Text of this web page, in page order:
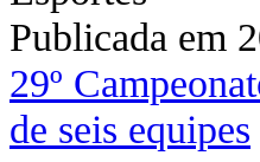
Publicada em
29º
de seis equipes